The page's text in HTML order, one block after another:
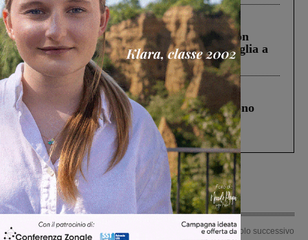
Cronaca 3 Agosto 2026
Scomparso da una struttura di Castiglion
Fiorentino l’uomo che aveva ucciso la figlia a
Levane nel 2020
Cronaca 4 Agosto 2026
Un anno fa la strage in A1 in cui morirono
Gianni, Giulia e Franco. Lo schianto, il
processo, lo stop ai sorpassi fra tir....
Articolo precedente
Articolo successivo